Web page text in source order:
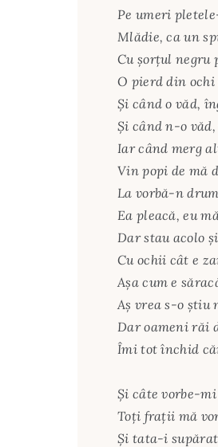
Pe umeri
Mlădie, ca un
Cu şorţul negru
O pierd din ochi
Şi când o văd,
Şi când n-o
Iar când merg
Vin popi de mă
La vorbă-n
Ea pleacă, eu
Dar stau acolo
Cu ochii cât e
Aşa cum e
Aş vrea s-o ştiu
Dar oameni răi
Îmi tot închid
Şi câte vorbe-mi
Toţi fraţii mă
Şi tata-i supărat